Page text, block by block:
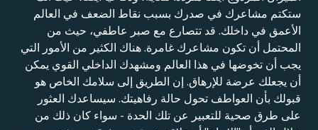
ستكتم مشاعرك في صدرك بسبب نقاط الضعف في العالم
الأعمق في داخلك. قد تتصارع مع صبر عاطفي، حيث من
المحتمل أن تكون مشاعرك غامرة. هناك الكثير من الأمور التي
يجب أن تخوضها في هذا العالم ومشهدك الداخلي القوي يمكن
أن يجعلك عرضة للإرهاق. إن الطريق إلى سلامك الخاص هو
قبولك بأن العواطف تحول حالة رفاهيتك. سيساعدك العثور
على طرق صحية للتعبير عن تلك الحدة - سواء كان ذلك من